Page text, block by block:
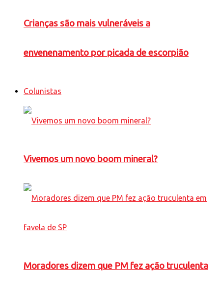
Crianças são mais vulneráveis a
envenenamento por picada de escorpião
Colunistas
Vivemos um novo boom mineral?
Moradores dizem que PM fez ação truculenta